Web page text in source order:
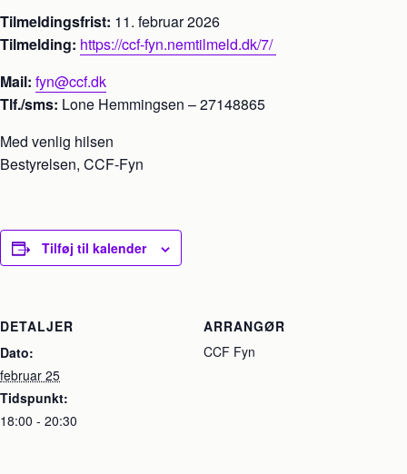
Tilmeldingsfrist: 11. februar 2026
Tilmelding: https://ccf-fyn.nemtilmeld.dk/7/
Mail: fyn@ccf.dk
Tlf./sms: Lone Hemmingsen – 27148865
Med venlig hilsen
Bestyrelsen, CCF-Fyn
Tilføj til kalender
DETALJER
Dato:
februar 25
Tidspunkt:
18:00 - 20:30
ARRANGØR
CCF Fyn